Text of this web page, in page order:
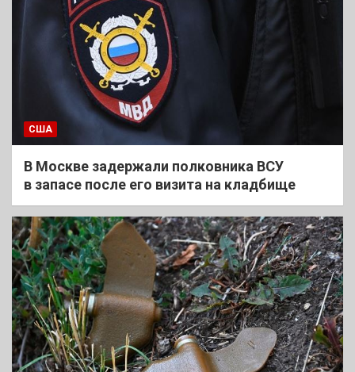
США
В Москве задержали полковника ВСУ
в запасе после его визита на кладбище